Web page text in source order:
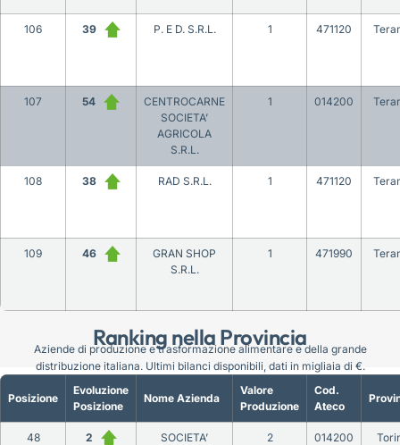
Ranking nella Provincia
106 39 P. E D. S.R.L. 1 471120
107 54
CENTROCARNE
SOCIETA’
AGRICOLA
S.R.L.
1 014200
108 38 RAD S.R.L. 1 471120
109 46
GRAN SHOP
S.R.L.
1 471990
Posizione
Evoluzione
Posizione
Nome Azienda
Valore
Produzione
Cod.
Ateco
48 2
SOCIETA’
2 014200
Aziende di produzione e trasformazione alimentare e della grande
distribuzione italiana. Ultimi bilanci disponibili, dati in migliaia di €.